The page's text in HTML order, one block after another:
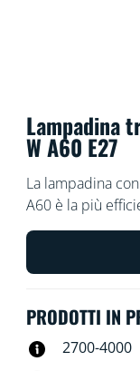
Lampadina
W A60 E27
La lampadina
A60 è la più
nell'ecosistema
classe A
LED standard e
sensori di
quando non lo
PRODOTTI IN
2700-4000